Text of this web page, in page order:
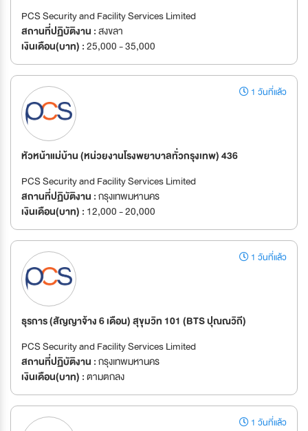
PCS Security and Facility Services Limited
สถานที่ปฏิบัติงาน :สงขลา
เงินเดือน(บาท) :25,000 - 35,000
1 วันที่แล้ว
หัวหน้าแม่บ้าน (หน่วยงานโรงพยาบาลทั่วกรุงเทพ) 436
PCS Security and Facility Services Limited
สถานที่ปฏิบัติงาน :กรุงเทพมหานคร
เงินเดือน(บาท) : 12,000 - 20,000
1 วันที่แล้ว
ธุรการ (สัญญาจ้าง 6 เดือน) สุขุมวิท 101 (BTS ปุณณวิถี)
PCS Security and Facility Services Limited
สถานที่ปฏิบัติงาน :กรุงเทพมหานคร
เงินเดือน(บาท) :ตามตกลง
1 วันที่แล้ว